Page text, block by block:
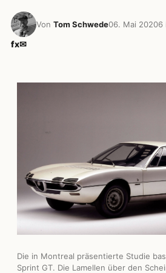
Von Tom Schwede06. Mai 20206
fx✉
Die in Montreal präsentierte Studie
Sprint GT. Die Lamellen über den